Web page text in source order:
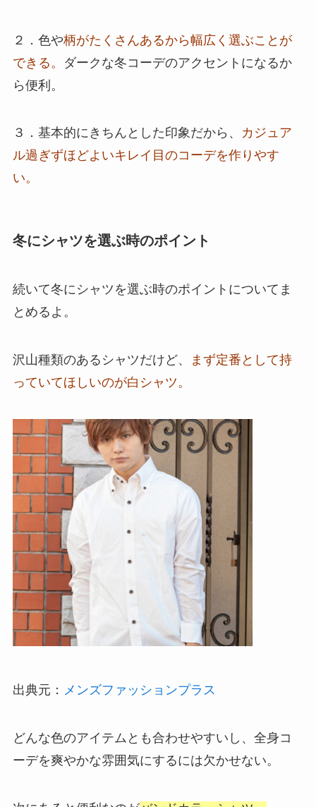
２．色や柄がたくさんあるから幅広く選ぶことが
できる。
ダークな冬コーデのアクセントになるか
ら便利。
３．基本的にきちんとした印象だから、
カジュア
ル過ぎずほどよいキレイ目のコーデを作りやす
い。
冬にシャツを選ぶ時のポイント
続いて冬にシャツを選ぶ時のポイントについてま
とめるよ。
沢山種類のあるシャツだけど、
まず定番として持
っていてほしいのが白シャツ。
出典元： メンズファッションプラス
どんな色のアイテムとも合わせやすいし、全身コ
ーデを爽やかな雰囲気にするには欠かせない。